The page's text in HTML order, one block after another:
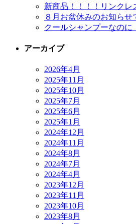
新商品！！！！リンクレ
８月お盆休みのお知らせ
クールシャンプーなの
アーカイブ
2026年4月
2025年11月
2025年10月
2025年7月
2025年6月
2025年1月
2024年12月
2024年11月
2024年8月
2024年7月
2024年4月
2023年12月
2023年11月
2023年10月
2023年8月